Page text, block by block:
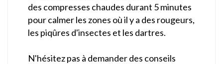
des compresses chaudes durant 5 minutes
pour calmer les zones où il y a des rougeurs,
les piqûres d'insectes et les dartres.
N'hésitez pas à demander des conseils